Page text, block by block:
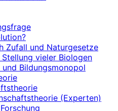
Zufall und Naturgesetze
vieler Biologen
Bildungsmonopol
(Experten)